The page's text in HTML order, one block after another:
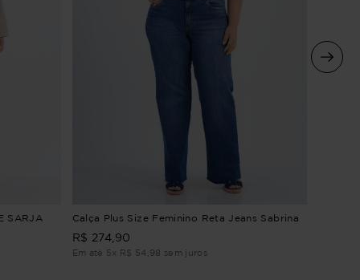
SARJA
Calça Plus Size Feminino Reta Jeans Sabrina
R$ 274 90
Em até 5x R$ 54 98 sem juros